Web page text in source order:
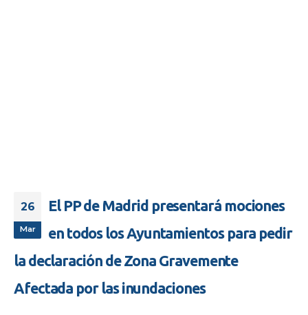
26
Mar
El PP de Madrid presentará mociones
en todos los Ayuntamientos para pedir
la declaración de Zona Gravemente
Afectada por las inundaciones